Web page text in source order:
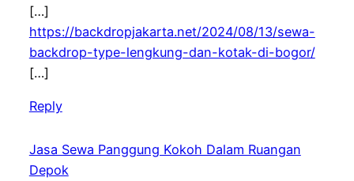
[…]
https://backdropjakarta.net/2024/08/13/sewa-
backdrop-type-lengkung-dan-kotak-di-bogor/
[…]
Reply
Jasa Sewa Panggung Kokoh Dalam Ruangan
Depok